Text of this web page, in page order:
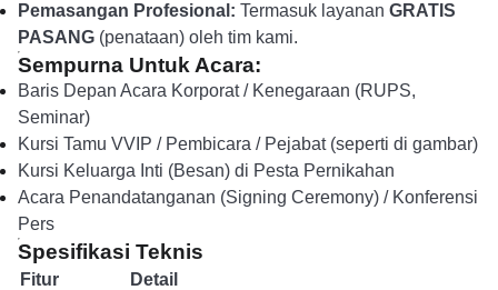
Pemasangan Profesional: Termasuk layanan GRATIS
PASANG (penataan) oleh tim kami.
Sempurna Untuk Acara:
Baris Depan Acara Korporat / Kenegaraan (RUPS,
Seminar)
Kursi Tamu VVIP / Pembicara / Pejabat (seperti di gambar)
Kursi Keluarga Inti (Besan) di Pesta Pernikahan
Acara Penandatanganan (Signing Ceremony) / Konferensi
Pers
Spesifikasi Teknis
Fitur
Detail